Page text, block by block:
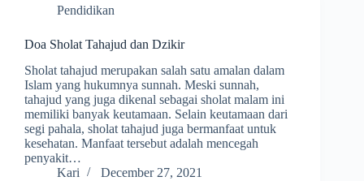
Pendidikan
Doa Sholat Tahajud dan Dzikir
Sholat tahajud merupakan salah satu amalan dalam
Islam yang hukumnya sunnah. Meski sunnah,
tahajud yang juga dikenal sebagai sholat malam ini
memiliki banyak keutamaan. Selain keutamaan dari
segi pahala, sholat tahajud juga bermanfaat untuk
kesehatan. Manfaat tersebut adalah mencegah
penyakit…
Kari
December 27, 2021